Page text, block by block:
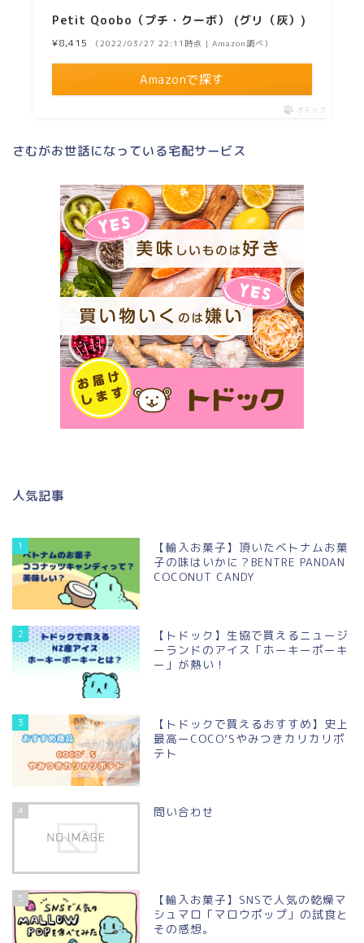
Petit Qoobo（プチ・クーボ） (グリ（灰）)
¥8,415 （2022/03/27 22:11時点 | Amazon調べ）
Amazonで探す
ポチップ
さむがお世話になっている宅配サービス
人気記事
1
【輸入お菓子】頂いたベトナムお菓
子の味はいかに？BENTRE PANDAN
COCONUT CANDY
2
【トドック】生協で買えるニュージ
ーランドのアイス「ホーキーポーキ
ー」が熱い！
3
【トドックで買えるおすすめ】史上
最高ーCOCO’Sやみつきカリカリポ
テト
4 問い合わせ
5
【輸入お菓子】SNSで人気の乾燥マ
シュマロ「マロウポップ」の試食と
その感想。